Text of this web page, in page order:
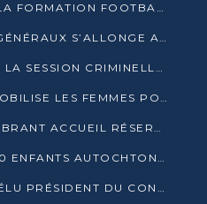
KINTELÉ, FUTUR HUB DE LA FORMATION FOOTBALLISTIQUE AFRICAINE ?
LA LISTE DES HÔPITAUX GÉNÉRAUX S’ALLONGE AU CONGO
JUSTICE : OUVERTURE DE LA SESSION CRIMINELLE À BRAZZAVILLE AVEC 52 DOSSIERS AU RÔLE
L’OFC CUVETTE-OUEST MOBILISE LES FEMMES POUR ACCUEILLIR LE PRÉSIDENT DE LA RÉPUBLIQUE
VISITE DE TRAVAIL : UN VIBRANT ACCUEIL RÉSERVÉ À DENIS SASSOU-N’GUESSO PAR L’ASSOCIATION « LES AMIS DE WOMO »
LÉKOUMOU : PLUS DE 900 ENFANTS AUTOCHTONES REÇOIVENT DES KITS SCOLAIRES GRÂCE À L’ESPACE OPOKO
PASCAL TSATY-MABIALA ÉLU PRÉSIDENT DU CONSEIL NATIONAL DE L’UPADS